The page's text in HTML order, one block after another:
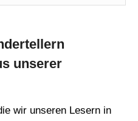
unserer
wir unseren Lesern in